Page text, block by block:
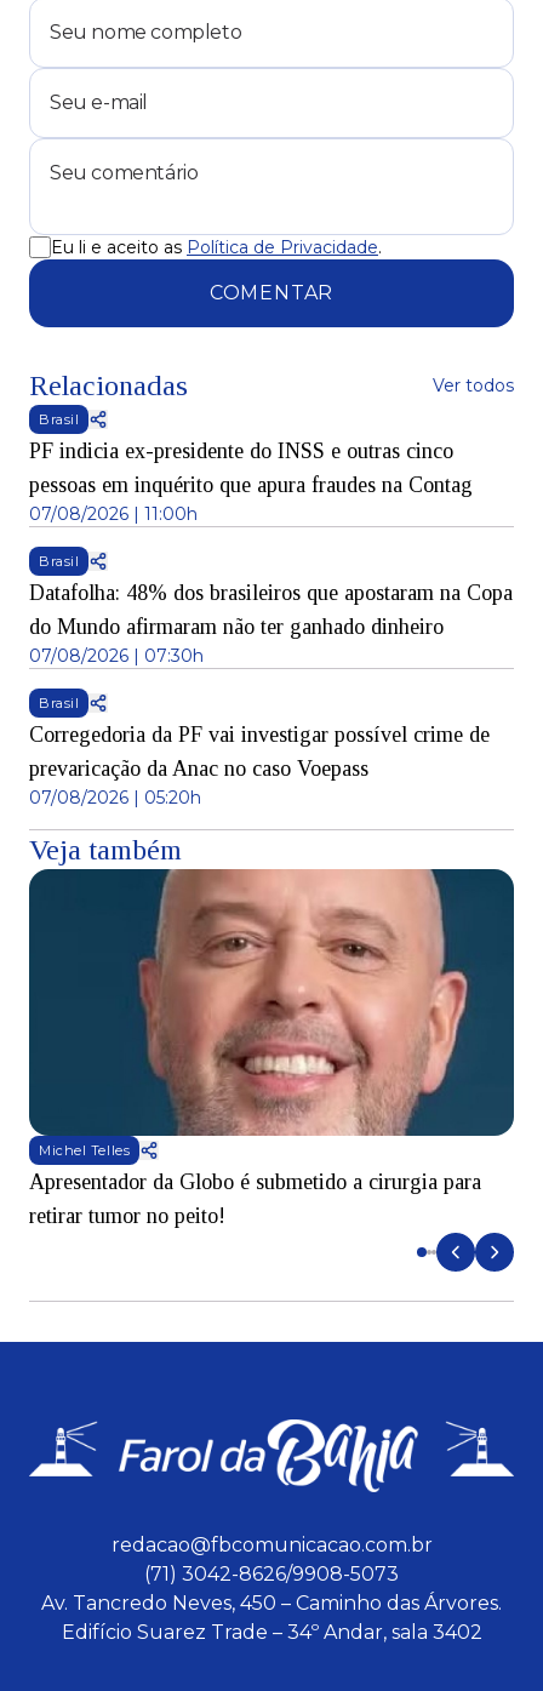
Eu li e aceito as Política de Privacidade.
COMENTAR
Relacionadas Ver todos
Brasil
PF indicia ex-presidente do INSS e outras cinco
pessoas em inquérito que apura fraudes na Contag
07/08/2026 | 11:00h
Brasil
Datafolha: 48% dos brasileiros que apostaram na Copa
do Mundo afirmaram não ter ganhado dinheiro
07/08/2026 | 07:30h
Brasil
Corregedoria da PF vai investigar possível crime de
prevaricação da Anac no caso Voepass
07/08/2026 | 05:20h
Veja também
Michel Telles
Apresentador da Globo é submetido a cirurgia para
retirar tumor no peito!
redacao@fbcomunicacao.com.br
(71) 3042-8626/9908-5073
Av. Tancredo Neves, 450 – Caminho das Árvores.
Edifício Suarez Trade – 34º Andar, sala 3402